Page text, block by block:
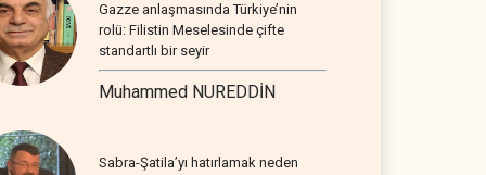
Gazze anlaşmasında Türkiye’nin
rolü: Filistin Meselesinde çifte
standartlı bir seyir
Muhammed NUREDDİN
Sabra-Şatila’yı hatırlamak neden